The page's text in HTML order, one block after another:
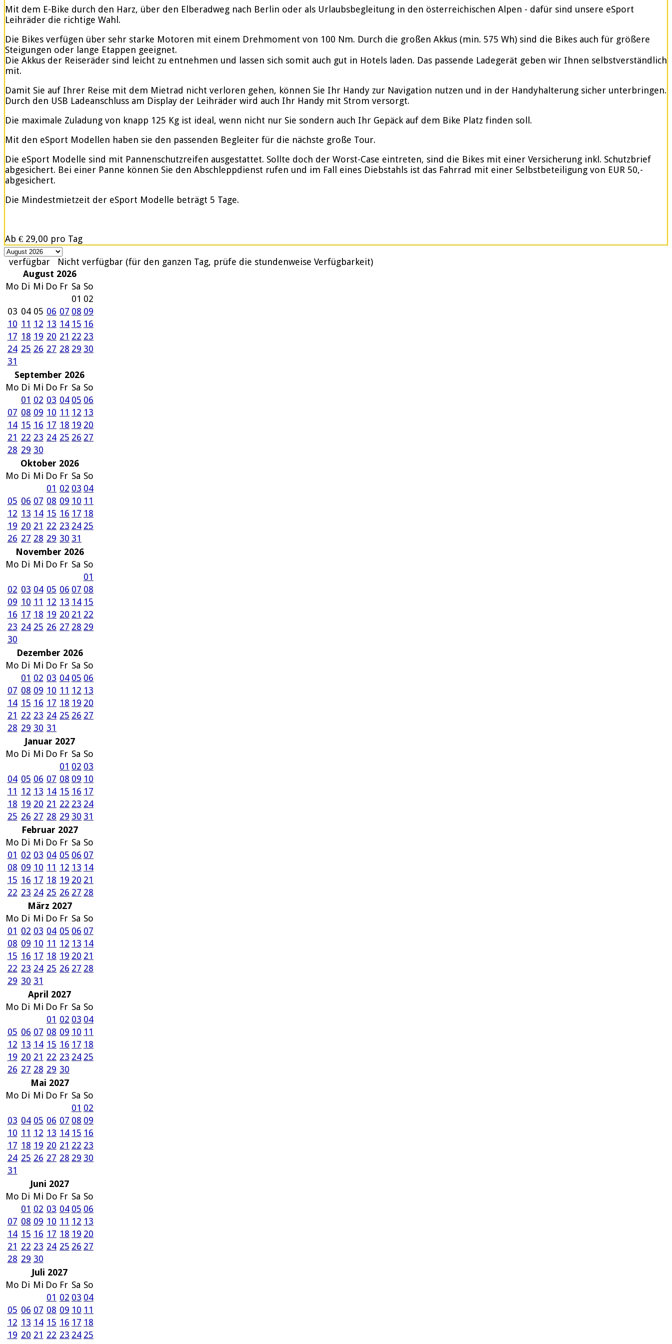
Mit dem E-Bike durch den Harz, über den Elberadweg nach Berlin oder als Urlaubsbegleitung in den österreichischen Alpen - dafür sind unsere eSport
Leihräder die richtige Wahl.
Die Bikes verfügen über sehr starke Motoren mit einem Drehmoment von 100 Nm. Durch die großen Akkus (min. 575 Wh) sind die Bikes auch für größere
Steigungen oder lange Etappen geeignet.
Die Akkus der Reiseräder sind leicht zu entnehmen und lassen sich somit auch gut in Hotels laden. Das passende Ladegerät geben wir Ihnen selbstverständlich
mit.
Damit Sie auf Ihrer Reise mit dem Mietrad nicht verloren gehen, können Sie Ihr Handy zur Navigation nutzen und in der Handyhalterung sicher unterbringen.
Durch den USB Ladeanschluss am Display der Leihräder wird auch Ihr Handy mit Strom versorgt.
Die maximale Zuladung von knapp 125 Kg ist ideal, wenn nicht nur Sie sondern auch Ihr Gepäck auf dem Bike Platz finden soll.
Mit den eSport Modellen haben sie den passenden Begleiter für die nächste große Tour.
Die eSport Modelle sind mit Pannenschutzreifen ausgestattet. Sollte doch der Worst-Case eintreten, sind die Bikes mit einer Versicherung inkl. Schutzbrief
abgesichert. Bei einer Panne können Sie den Abschleppdienst rufen und im Fall eines Diebstahls ist das Fahrrad mit einer Selbstbeteiligung von EUR 50,-
abgesichert.
Die Mindestmietzeit der eSport Modelle beträgt 5 Tage.
Ab € 29,00 pro Tag
verfügbar
Nicht verfügbar (für den ganzen Tag, prüfe die stundenweise Verfügbarkeit)
August 2026
Mo Di Mi Do Fr Sa So
01 02
03 04 05 06 07 08 09
10 11 12 13 14 15 16
17 18 19 20 21 22 23
24 25 26 27 28 29 30
31
September 2026
Mo Di Mi Do Fr Sa So
01 02 03 04 05 06
07 08 09 10 11 12 13
14 15 16 17 18 19 20
21 22 23 24 25 26 27
28 29 30
Oktober 2026
Mo Di Mi Do Fr Sa So
01 02 03 04
05 06 07 08 09 10 11
12 13 14 15 16 17 18
19 20 21 22 23 24 25
26 27 28 29 30 31
November 2026
Mo Di Mi Do Fr Sa So
01
02 03 04 05 06 07 08
09 10 11 12 13 14 15
16 17 18 19 20 21 22
23 24 25 26 27 28 29
30
Dezember 2026
Mo Di Mi Do Fr Sa So
01 02 03 04 05 06
07 08 09 10 11 12 13
14 15 16 17 18 19 20
21 22 23 24 25 26 27
28 29 30 31
Januar 2027
Mo Di Mi Do Fr Sa So
01 02 03
04 05 06 07 08 09 10
11 12 13 14 15 16 17
18 19 20 21 22 23 24
25 26 27 28 29 30 31
Februar 2027
Mo Di Mi Do Fr Sa So
01 02 03 04 05 06 07
08 09 10 11 12 13 14
15 16 17 18 19 20 21
22 23 24 25 26 27 28
März 2027
Mo Di Mi Do Fr Sa So
01 02 03 04 05 06 07
08 09 10 11 12 13 14
15 16 17 18 19 20 21
22 23 24 25 26 27 28
29 30 31
April 2027
Mo Di Mi Do Fr Sa So
01 02 03 04
05 06 07 08 09 10 11
12 13 14 15 16 17 18
19 20 21 22 23 24 25
26 27 28 29 30
Mai 2027
Mo Di Mi Do Fr Sa So
01 02
03 04 05 06 07 08 09
10 11 12 13 14 15 16
17 18 19 20 21 22 23
24 25 26 27 28 29 30
31
Juni 2027
Mo Di Mi Do Fr Sa So
01 02 03 04 05 06
07 08 09 10 11 12 13
14 15 16 17 18 19 20
21 22 23 24 25 26 27
28 29 30
Juli 2027
Mo Di Mi Do Fr Sa So
01 02 03 04
05 06 07 08 09 10 11
12 13 14 15 16 17 18
19 20 21 22 23 24 25